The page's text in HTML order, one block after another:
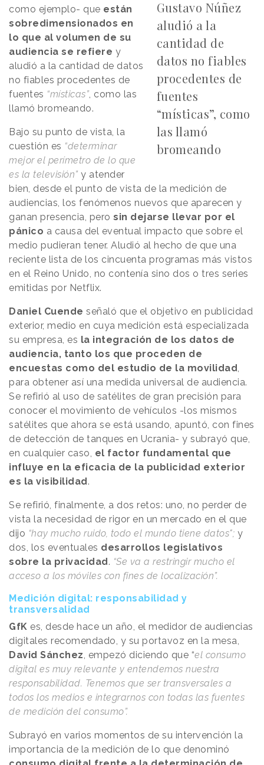
Gustavo Núñez
aludió a la
cantidad de
datos no fiables
procedentes de
fuentes
“místicas”, como
las llamó
bromeando
como ejemplo- que están
sobredimensionados en
lo que al volumen de su
audiencia se refiere y
aludió a la cantidad de datos
no fiables procedentes de
fuentes “místicas”, como las
llamó bromeando.
Bajo su punto de vista, la
cuestión es “determinar
mejor el perímetro de lo que
es la televisión” y atender
bien, desde el punto de vista de la medición de
audiencias, los fenómenos nuevos que aparecen y
ganan presencia, pero sin dejarse llevar por el
pánico a causa del eventual impacto que sobre el
medio pudieran tener. Aludió al hecho de que una
reciente lista de los cincuenta programas más vistos
en el Reino Unido, no contenía sino dos o tres series
emitidas por Netflix.
Daniel Cuende señaló que el objetivo en publicidad
exterior, medio en cuya medición está especializada
su empresa, es la integración de los datos de
audiencia, tanto los que proceden de
encuestas como del estudio de la movilidad,
para obtener así una medida universal de audiencia.
Se refirió al uso de satélites de gran precisión para
conocer el movimiento de vehículos -los mismos
satélites que ahora se está usando, apuntó, con fines
de detección de tanques en Ucrania- y subrayó que,
en cualquier caso, el factor fundamental que
influye en la eficacia de la publicidad exterior
es la visibilidad .
Se refirió, finalmente, a dos retos: uno, no perder de
vista la necesidad de rigor en un mercado en el que
dijo “hay mucho ruido, todo el mundo tiene datos"; y
dos, los eventuales desarrollos legislativos
sobre la privacidad . “Se va a restringir mucho el
acceso a los móviles con fines de localización”.
Medición digital: responsabilidad y
transversalidad
GfK es, desde hace un año, el medidor de audiencias
digitales recomendado, y su portavoz en la mesa,
David Sánchez, empezó diciendo que “el consumo
digital es muy relevante y entendemos nuestra
responsabilidad. Tenemos que ser transversales a
todos los medios e integrarnos con todas las fuentes
de medición del consumo”.
Subrayó en varios momentos de su intervención la
importancia de la medición de lo que denominó